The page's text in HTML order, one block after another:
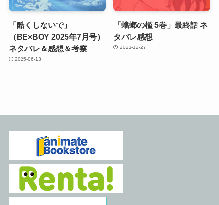
「酷くしないで」
（BE×BOY 2025年7月号）
ネタバレ＆感想＆考察
2025-06-13
「蟷螂の檻 5巻」最終話 ネ
タバレ感想
2021-12-27